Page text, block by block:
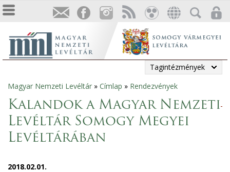
Tagintézmények
Jelenlegi
hely
Magyar Nemzeti Levéltár » Címlap » Rendezvények
Kalandok a Magyar Nemzeti
Levéltár Somogy Megyei
Levéltárában
2018.02.01.